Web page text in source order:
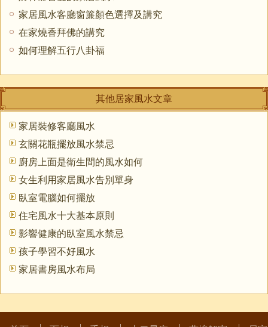
家居風水客廳窗簾顏色選擇及講究
在家燒香拜佛的講究
如何理解五行八卦福
其他居家風水文章
家居裝修客廳風水
玄關花瓶擺放風水禁忌
廚房上面是衛生間的風水如何
女生利用家居風水告別單身
臥室電腦如何擺放
住宅風水十大基本原則
影響健康的臥室風水禁忌
孩子學習不好風水
家居書房風水布局